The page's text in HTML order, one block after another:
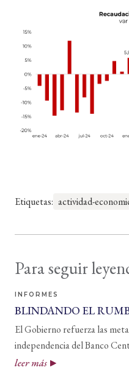
Etiquetas: actividad-
Para seguir
INFORMES
BLINDANDO EL
El Gobierno refuerza las
independencia del Banco
leer más